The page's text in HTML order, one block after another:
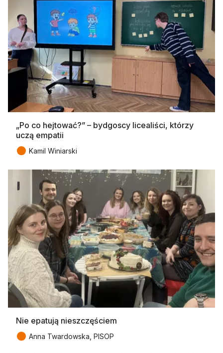
„Po co hejtować?” – bydgoscy licealiści, którzy
uczą empatii
● Kamil Winiarski
Nie epatują nieszczęściem
● Anna Twardowska, PISOP